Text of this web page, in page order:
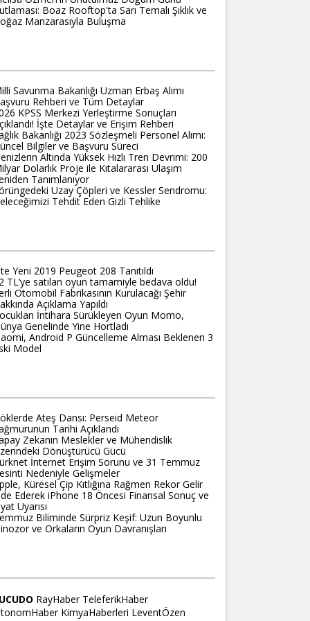
Boaz Rooftop'ta Sarı Temalı Şıklık ve
Manzarasıyla Buluşma
Savunma Bakanlığı Uzman Erbaş Alımı
Rehberi ve Tüm Detaylar
KPSS Merkezi Yerleştirme Sonuçları
İşte Detaylar ve Erişim Rehberi
Bakanlığı 2023 Sözleşmeli Personel Alımı:
Bilgiler ve Başvuru Süreci
Altında Yüksek Hızlı Tren Devrimi: 200
Dolarlık Proje ile Kıtalararası Ulaşım
Tanımlanıyor
Uzay Çöpleri ve Kessler Sendromu:
Tehdit Eden Gizli Tehlike
Yeni 2019 Peugeot 208 Tanıtıldı
TL’ye satılan oyun tamamiyle bedava oldu!
Otomobil Fabrikasının Kurulacağı Şehir
Açıklama Yapıldı
İntihara Sürükleyen Oyun Momo,
Genelinde Yine Hortladı
Android P Güncelleme Alması Beklenen 3
Model
Ateş Dansı: Perseid Meteor
Tarihi Açıklandı
Zekanın Meslekler ve Mühendislik
Dönüştürücü Gücü
İnternet Erişim Sorunu ve 31 Temmuz
Nedeniyle Gelişmeler
Küresel Çip Kıtlığına Rağmen Rekor Gelir
Ederek iPhone 18 Öncesi Finansal Sonuç ve
Uyarısı
Biliminde Sürpriz Keşif: Uzun Boyunlu
ve Orkaların Oyun Davranışları
RayHaber TeleferikHaber
KimyaHaberleri LeventÖzen